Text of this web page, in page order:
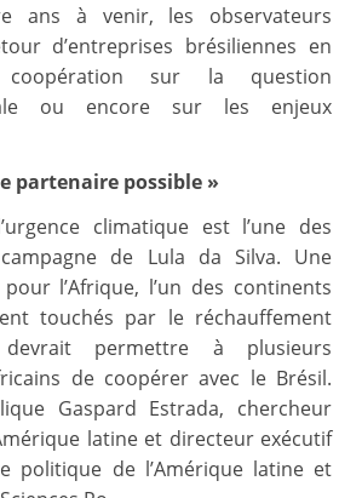
ans à venir, les observateurs
d’entreprises brésiliennes en
sur la question
ou encore sur les enjeux
partenaire possible »
climatique est l’une des
de Lula da Silva. Une
l’Afrique, l’un des continents
touchés par le réchauffement
permettre à plusieurs
de coopérer avec le Brésil.
Gaspard Estrada, chercheur
latine et directeur exécutif
politique de l’Amérique latine et